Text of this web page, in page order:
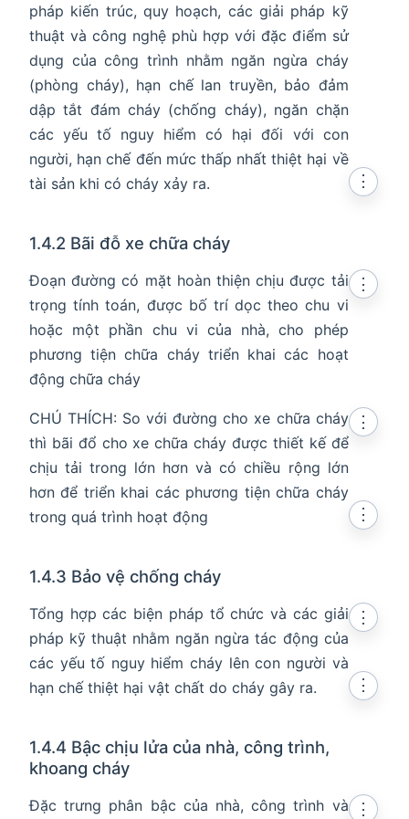
pháp kiến trúc, quy hoạch, các giải pháp kỹ
thuật và công nghệ phù hợp với đặc điểm sử
dụng của công trình nhằm ngăn ngừa cháy
(phòng cháy), hạn chế lan truyền, bảo đảm
dập tắt đám cháy (chống cháy), ngăn chặn
các yếu tố nguy hiểm có hại đối với con
người, hạn chế đến mức thấp nhất thiệt hại về
tài sản khi có cháy xảy ra.
1.4.2 Bãi đỗ xe chữa cháy
⋮
Đoạn đường có mặt hoàn thiện chịu được tải
trọng tính toán, được bố trí dọc theo chu vi
hoặc một phần chu vi của nhà, cho phép
phương tiện chữa cháy triển khai các hoạt
động chữa cháy
⋮
CHÚ THÍCH: So với đường cho xe chữa cháy
thì bãi đổ cho xe chữa cháy được thiết kế để
chịu tải trong lớn hơn và có chiều rộng lớn
hơn để triển khai các phương tiện chữa cháy
trong quá trình hoạt động
⋮
1.4.3 Bảo vệ chống cháy
⋮
Tổng hợp các biện pháp tổ chức và các giải
pháp kỹ thuật nhằm ngăn ngừa tác động của
các yếu tố nguy hiểm cháy lên con người và
hạn chế thiệt hại vật chất do cháy gây ra.
⋮
1.4.4 Bậc chịu lửa của nhà, công trình,
khoang cháy
⋮
Đặc trưng phân bậc của nhà, công trình và
⋮